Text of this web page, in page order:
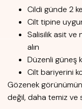
Cildi günde 2
Cilt tipine
Salisilik asit ve
alın
Düzenli güneş
Cilt bariyerini
Gözenek
değil, daha temiz ve